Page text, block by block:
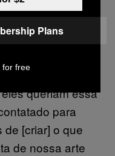
de festival e
qualquer coisa
por
queriam essa
para
[criar] o que
de nossa arte
Plans
for free